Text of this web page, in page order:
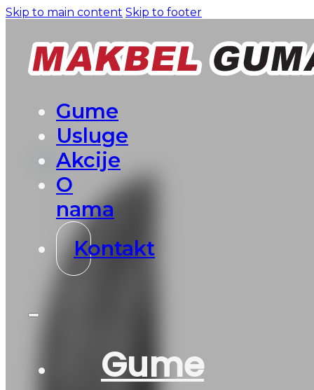
Skip to main content Skip to footer
Gume
Usluge
Akcije
O
nama
Kontakt
Gume